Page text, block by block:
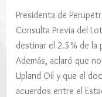
Presidenta de
Consulta Previa del
destinar el 2.5% de la
Además, aclaró que
Upland Oil y que el
acuerdos entre el